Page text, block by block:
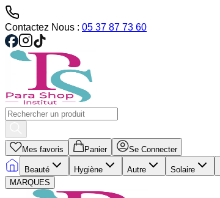
Contactez Nous : 05 37 87 73 60
Mes favoris Panier Se Connecter
Beauté Hygiène Autre Solaire
MARQUES